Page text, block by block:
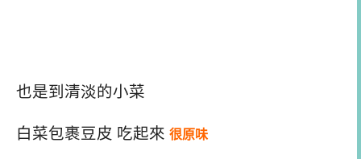
也是到清淡的小菜
白菜包裹豆皮 吃起來 很原味